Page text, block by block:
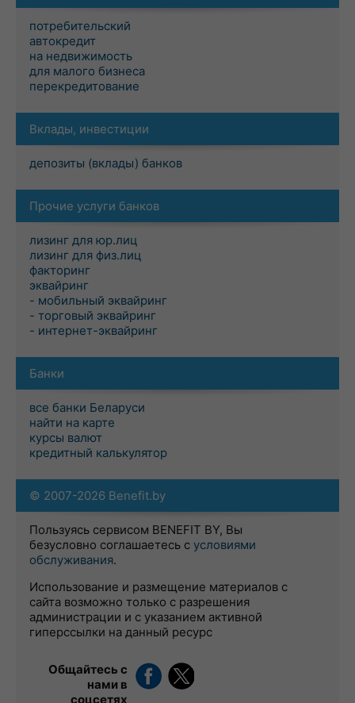
потребительский
автокредит
на недвижимость
для малого бизнеса
перекредитование
Вклады, инвестиции
депозиты (вклады) банков
Прочие услуги банков
лизинг для юр.лиц
лизинг для физ.лиц
факторинг
эквайринг
- мобильный эквайринг
- торговый эквайринг
- интернет-эквайринг
Банки
все банки Беларуси
найти на карте
курсы валют
кредитный калькулятор
© 2007-2026 Benefit.by
Пользуясь сервисом BENEFIT BY, Вы
безусловно соглашаетесь с условиями
обслуживания.
Использование и размещение материалов с
сайта возможно только с разрешения
администрации и с указанием активной
гиперссылки на данный ресурс
Общайтесь с
нами в
соцсетях